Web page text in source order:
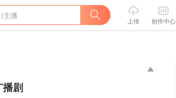
上传 创作中心
剧